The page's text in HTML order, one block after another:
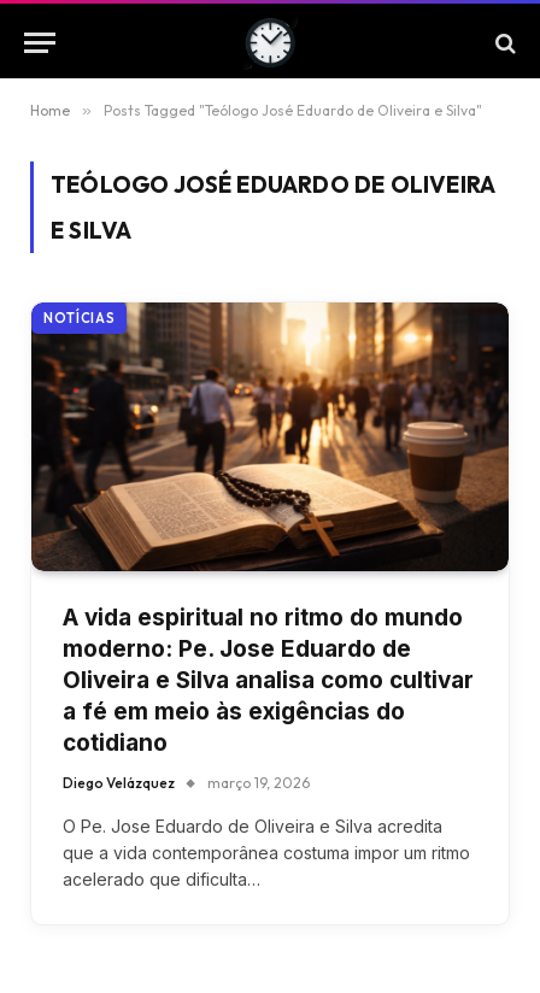
Home » Posts Tagged "Teólogo José Eduardo de Oliveira e Silva"
TEÓLOGO JOSÉ EDUARDO DE OLIVEIRA
E SILVA
NOTÍCIAS
A vida espiritual no ritmo do mundo
moderno: Pe. Jose Eduardo de
Oliveira e Silva analisa como cultivar
a fé em meio às exigências do
cotidiano
Diego Velázquez março 19, 2026
O Pe. Jose Eduardo de Oliveira e Silva acredita
que a vida contemporânea costuma impor um ritmo
acelerado que dificulta…